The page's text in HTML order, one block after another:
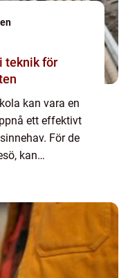
kan vara en
ett effektivt
För de
kan